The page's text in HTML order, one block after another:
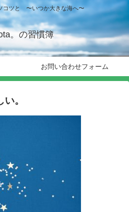
コツと 〜いつか大きな海へ〜
。の習慣簿
お問い合わせフォーム
。